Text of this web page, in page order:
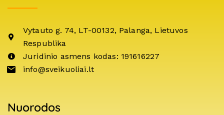
Vytauto g. 74, LT-00132, Palanga, Lietuvos
Respublika
Juridinio asmens kodas: 191616227
info@sveikuoliai.lt
Nuorodos